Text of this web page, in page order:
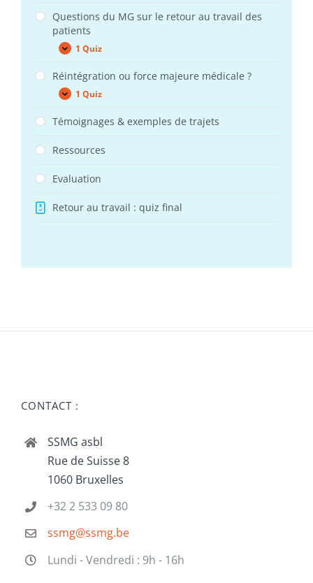
le
coordinateur
retour
au
travail
Questions du MG sur le retour au travail des
patients
Expand
Questions
MG
le
au
travail
patients
1 Quiz
Réintégration ou force majeure médicale ?
Expand
Réintégration
force
majeure
?
1 Quiz
Témoignages & exemples de trajets
Ressources
Evaluation
Retour au travail : quiz final
CONTACT :
SSMG asbl
Rue de Suisse 8
1060 Bruxelles
+32 2 533 09 80
ssmg@ssmg.be
Lundi - Vendredi : 9h - 16h